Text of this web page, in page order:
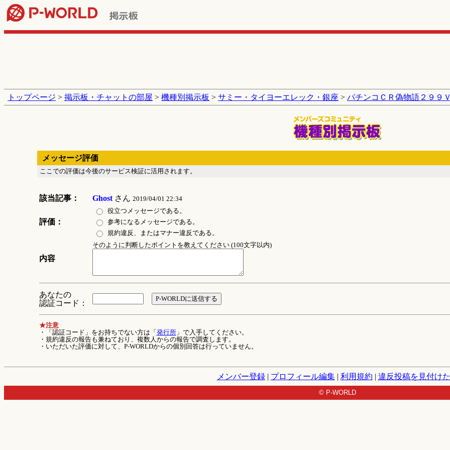
トップページ > 掲示板・チャットの部屋 > 機種別掲示板 > サミー・タイヨーエレック・銀座 > パチンコＣＲ偽物語２９９
メッセージ評価
ここでの評価は今後のサービス検証に活用されます。
該当記事： Ghostさん 2019/04/01 22:34
評価：
役立つメッセージである。
参考になるメッセージである。
規約違反、またはマナー違反である。
内容
そのように判断したポイントを教えてください (100文字以内)
あなたの
認証コード：
★注意
・「認証コード」をお持ちでない方は「 発行所」で入手してください。
・規約違反の報告も兼ねており、複数人からの報告で調査します。
・いただいた評価に対して、P-WORLDからの個別回答は行っていません。
メンバー登録| プロフィール編集| 利用規約 | 違反投稿を見付け
© P-WORLD